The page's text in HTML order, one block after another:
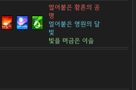
얼어붙은 황혼의 공
명
얼어붙은 영원의 달
빛
빛을 머금은 이슬